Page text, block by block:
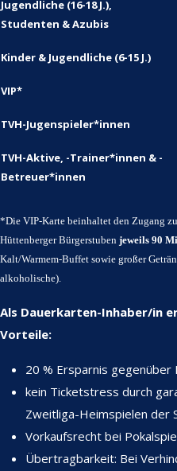
Jugendliche (16-18 J.),
Studenten & Azubis
Kinder & Jugendliche (6-15 J.)
VIP*
TVH-Jugenspieler*innen
TVH-Aktive, -Trainer*innen & -
Betreuer*innen
*Die VIP-Karte beinhaltet den Zugang
Hüttenberger Bürgerstuben jeweils 90
Kalt/Warmem-Buffet sowie großer
alkoholische).
Als Dauerkarten-Inhaber/in
Vorteile:
20 % Ersparnis gegenüber
kein Ticketstress durch
Zweitliga-Heimspielen der
Vorkaufsrecht bei
Übertragbarkeit: Bei